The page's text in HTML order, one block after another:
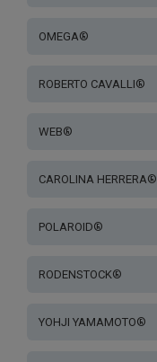
OMEGA®
ROBERTO CAVALLI®
WEB®
CAROLINA HERRERA®
POLAROID®
RODENSTOCK®
YOHJI YAMAMOTO®